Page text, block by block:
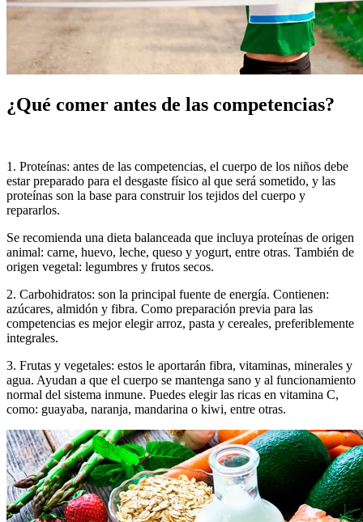
¿Qué comer antes de las competencias?
1. Proteínas: antes de las competencias, el cuerpo de los niños debe
estar preparado para el desgaste físico al que será sometido, y las
proteínas son la base para construir los tejidos del cuerpo y
repararlos.
Se recomienda una dieta balanceada que incluya proteínas de origen
animal: carne, huevo, leche, queso y yogurt, entre otras. También de
origen vegetal: legumbres y frutos secos.
2. Carbohidratos: son la principal fuente de energía. Contienen:
azúcares, almidón y fibra. Como preparación previa para las
competencias es mejor elegir arroz, pasta y cereales, preferiblemente
integrales.
3. Frutas y vegetales: estos le aportarán fibra, vitaminas, minerales y
agua. Ayudan a que el cuerpo se mantenga sano y al funcionamiento
normal del sistema inmune. Puedes elegir las ricas en vitamina C,
como: guayaba, naranja, mandarina o kiwi, entre otras.